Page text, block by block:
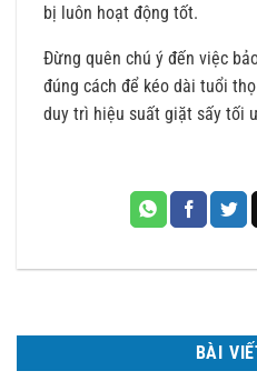
bị luôn hoạt động tốt.
Đừng quên chú ý đến việc
đúng cách để kéo dài tuổi
duy trì hiệu suất giặt sấy tối
BÀI